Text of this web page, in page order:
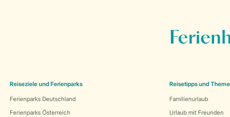
Reiseziele und Ferienparks
Ferienparks Deutschland
Ferienparks Österreich
Reisetipps und
Familienurlaub
Urlaub mit Freunden